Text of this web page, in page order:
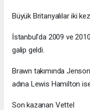
Büyük Britanyalılar iki
İstanbul'da 2009 ve
galip geldi.
Brawn takımında
adına Lewis Hamilton
Son kazanan Vettel